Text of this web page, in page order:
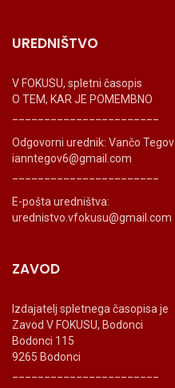
UREDNIŠTVO
V FOKUSU, spletni časopis
O TEM, KAR JE POMEMBNO
Odgovorni urednik: Vančo Tegov
ianntegov6@gmail.com
E-pošta uredništva:
urednistvo.vfokusu@gmail.com
ZAVOD
Izdajatelj spletnega časopisa je
Zavod V FOKUSU, Bodonci
Bodonci 115
9265 Bodonci